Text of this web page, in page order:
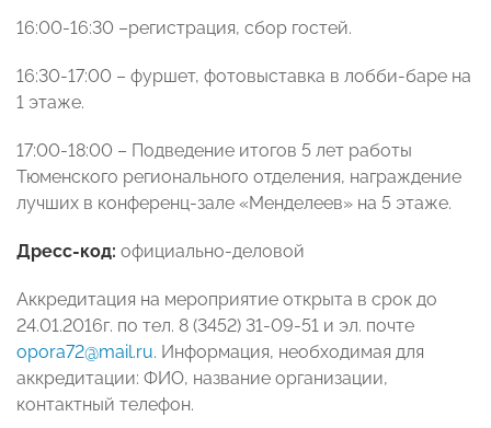
16:00-16:30 –регистрация, сбор гостей.
16:30-17:00 – фуршет, фотовыставка в лобби-баре на
1 этаже.
17:00-18:00 – Подведение итогов 5 лет работы
Тюменского регионального отделения, награждение
лучших в конференц-зале «Менделеев» на 5 этаже.
Дресс-код: официально-деловой
Аккредитация на мероприятие открыта в срок до
24.01.2016г. по тел. 8 (3452) 31-09-51 и эл. почте
opora72@mail.ru. Информация, необходимая для
аккредитации: ФИО, название организации,
контактный телефон.